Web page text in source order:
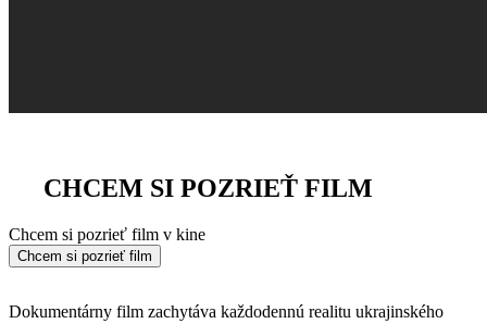
CHCEM SI POZRIEŤ FILM
Chcem si pozrieť film v kine
Chcem si pozrieť film
Dokumentárny film zachytáva každodennú realitu ukrajinského